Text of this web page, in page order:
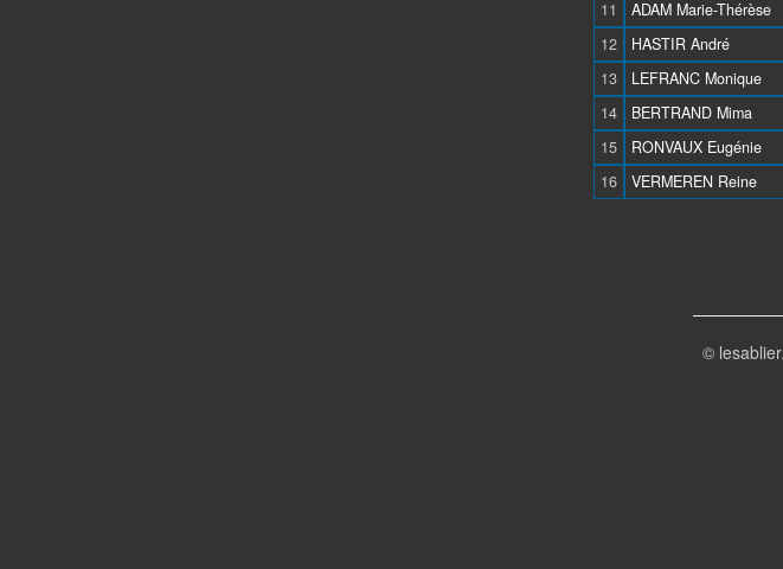
11
ADAM Marie-Thérèse
12
HASTIR André
13
LEFRANC Monique
14
BERTRAND Mima
15
RONVAUX Eugénie
16
VERMEREN Reine
©